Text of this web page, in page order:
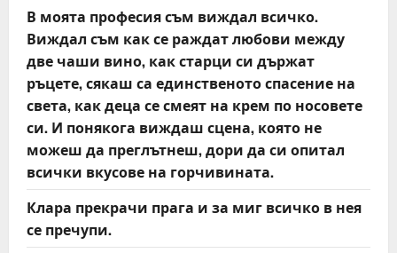
В моята професия съм виждал всичко.
Виждал съм как се раждат любови между
две чаши вино, как старци си държат
ръцете, сякаш са единственото спасение на
света, как деца се смеят на крем по носовете
си. И понякога виждаш сцена, която не
можеш да преглътнеш, дори да си опитал
всички вкусове на горчивината.
Клара прекрачи прага и за миг всичко в нея
се пречупи.